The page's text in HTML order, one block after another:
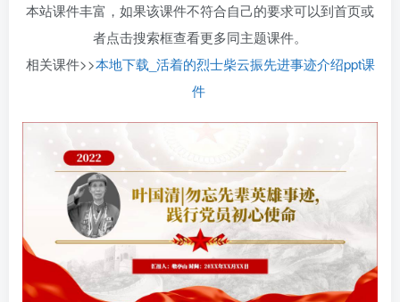
本站课件丰富，如果该课件不符合自己的要求可以到首页或
者点击搜索框查看更多同主题课件。
相关课件>>本地下载_活着的烈士柴云振先进事迹介绍ppt课
件